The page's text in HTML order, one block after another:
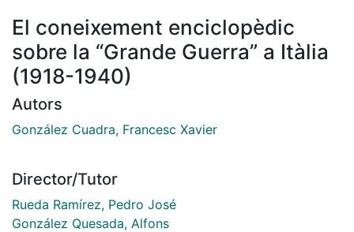
El coneixement enciclopèdic
sobre la “Grande Guerra” a Itàlia
(1918-1940)
Autors
González Cuadra, Francesc Xavier
Director/Tutor
Rueda Ramírez, Pedro José
González Quesada, Alfons